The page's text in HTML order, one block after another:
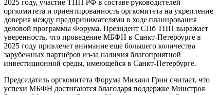
2025 году, участие ТПП РФ в составе руководителей
оргкомитета и ориентированность оргкомитета на укрепление
доверия между предпринимателями в ходе планирования
деловой программы Форума. Президент СПб ТПП выражает
уверенность, что проведение МБФН в Санкт-Петербурге в
2025 году привлечет внимание еще большего количества
зарубежных партнёров из-за наличия благоприятной
инвестиционной среды, имеющейся в Санкт-Петербурге.
Председатель оргкомитета Форума Михаил Грин считает, что
успехи МБФН достигаются благодаря поддержке Минстроя